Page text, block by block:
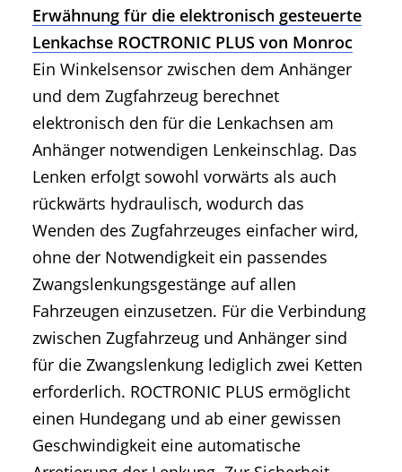
Erwähnung für die elektronisch gesteuerte
Lenkachse ROCTRONIC PLUS von Monroc
Ein Winkelsensor zwischen dem Anhänger
und dem Zugfahrzeug berechnet
elektronisch den für die Lenkachsen am
Anhänger notwendigen Lenkeinschlag. Das
Lenken erfolgt sowohl vorwärts als auch
rückwärts hydraulisch, wodurch das
Wenden des Zugfahrzeuges einfacher wird,
ohne der Notwendigkeit ein passendes
Zwangslenkungsgestänge auf allen
Fahrzeugen einzusetzen. Für die Verbindung
zwischen Zugfahrzeug und Anhänger sind
für die Zwangslenkung lediglich zwei Ketten
erforderlich. ROCTRONIC PLUS ermöglicht
einen Hundegang und ab einer gewissen
Geschwindigkeit eine automatische